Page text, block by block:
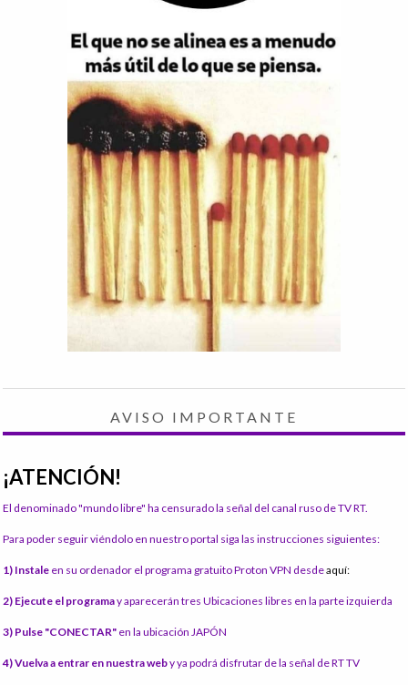
AVISO IMPORTANTE
¡ATENCIÓN!
El denominado "mundo libre" ha censurado la señal del canal ruso de TV RT.
Para poder seguir viéndolo en nuestro portal siga las instrucciones siguientes:
1) Instale en su ordenador el programa gratuito Proton VPN desdeaquí:
2) Ejecute el programay aparecerán tres Ubicaciones libres en la parte izquierda
3) Pulse "CONECTAR" en la ubicación JAPÓN
4) Vuelva a entrar en nuestra weby ya podrá disfrutar de la señal de RT TV